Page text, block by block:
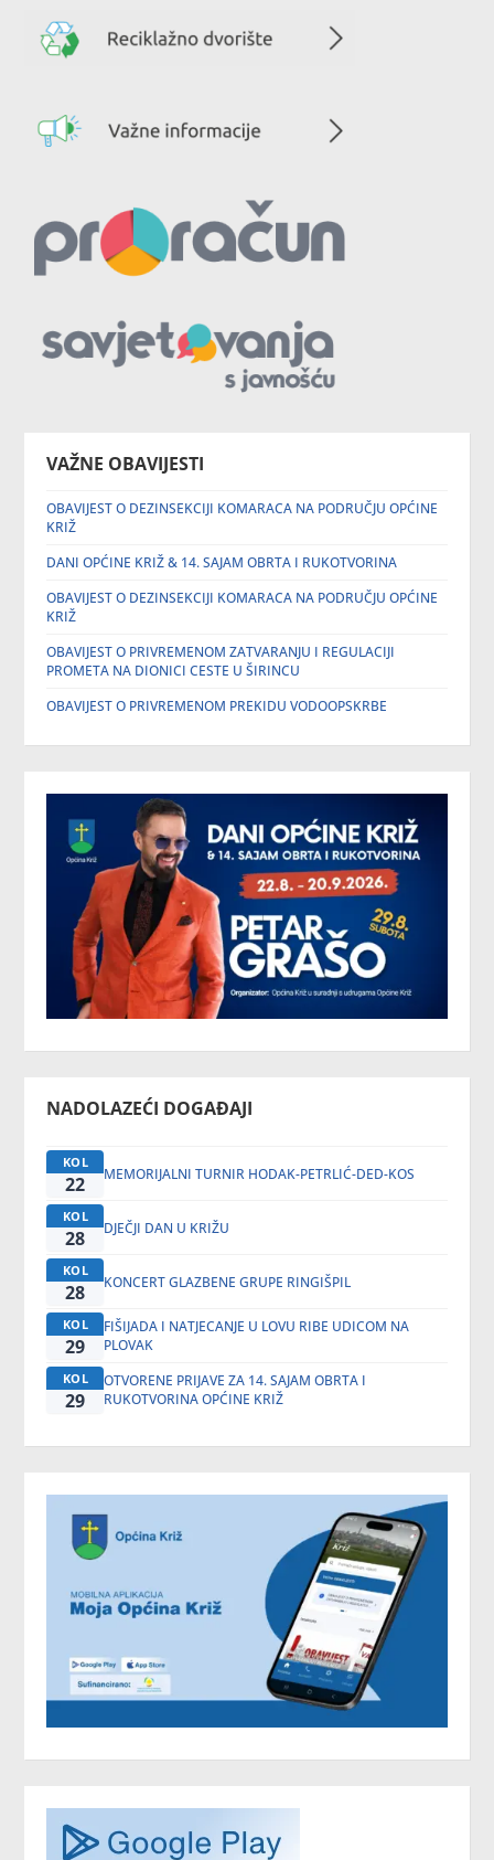
VAŽNE OBAVIJESTI
OBAVIJEST O DEZINSEKCIJI KOMARACA NA PODRUČJU OPĆINE
KRIŽ
DANI OPĆINE KRIŽ & 14. SAJAM OBRTA I RUKOTVORINA
OBAVIJEST O DEZINSEKCIJI KOMARACA NA PODRUČJU OPĆINE
KRIŽ
OBAVIJEST O PRIVREMENOM ZATVARANJU I REGULACIJI
PROMETA NA DIONICI CESTE U ŠIRINCU
OBAVIJEST O PRIVREMENOM PREKIDU VODOOPSKRBE
NADOLAZEĆI DOGAĐAJI
KOL
22 MEMORIJALNI TURNIR HODAK-PETRLIĆ-DED-KOS
KOL
28 DJEČJI DAN U KRIŽU
KOL
28 KONCERT GLAZBENE GRUPE RINGIŠPIL
KOL
29
FIŠIJADA I NATJECANJE U LOVU RIBE UDICOM NA
PLOVAK
KOL
29
OTVORENE PRIJAVE ZA 14. SAJAM OBRTA I
RUKOTVORINA OPĆINE KRIŽ